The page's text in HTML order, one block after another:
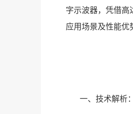
字示波器，凭借高
应用场景及性能优
一、技术解析